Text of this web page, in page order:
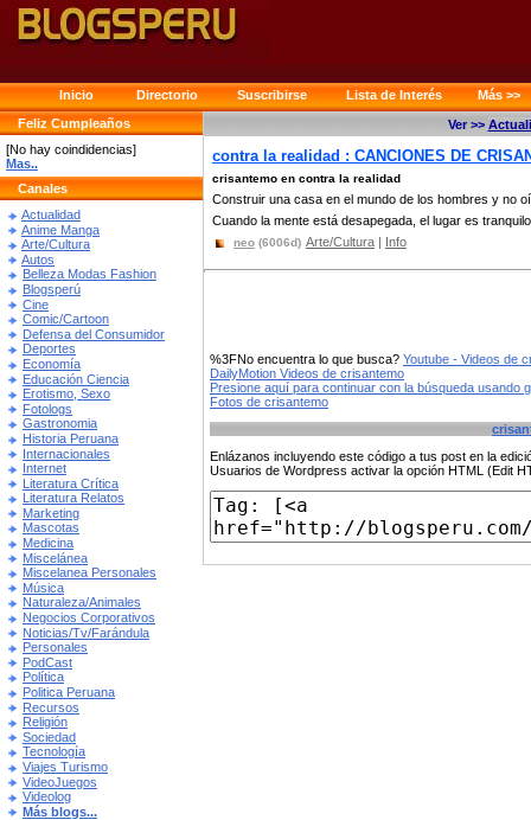
Inicio Directorio Suscribirse Lista de Interés
Más >>
Feliz Cumpleaños
[No hay coindidencias]
Mas..
Canales
Actualidad
Anime Manga
Arte/Cultura
Autos
Belleza Modas Fashion
Blogsperú
Cine
Comic/Cartoon
Defensa del Consumidor
Deportes
Economía
Educación Ciencia
Erotismo, Sexo
Fotologs
Gastronomia
Historia Peruana
Internacionales
Internet
Literatura Crítica
Literatura Relatos
Marketing
Mascotas
Medicina
Miscelánea
Miscelanea Personales
Música
Naturaleza/Animales
Negocios Corporativos
Noticias/Tv/Farándula
Personales
PodCast
Política
Politica Peruana
Recursos
Religión
Sociedad
Tecnología
Viajes Turismo
VideoJuegos
Videolog
Más blogs...
Ver >>
contra la realidad : CANCIONES DE
crisantemo en contra la realidad
Construir una casa en el mundo de los hombres y no
Cuando la mente está desapegada, el lugar es
neo (6006d) Arte/Cultura | Info
%3FNo encuentra lo que busca? Youtube - Videos de
DailyMotion Videos de crisantemo
Presione aquí para continuar con la búsqueda usando
Fotos de crisantemo
Enlázanos incluyendo este código a tus post en la
Usuarios de Wordpress activar la opción HTML (Edit